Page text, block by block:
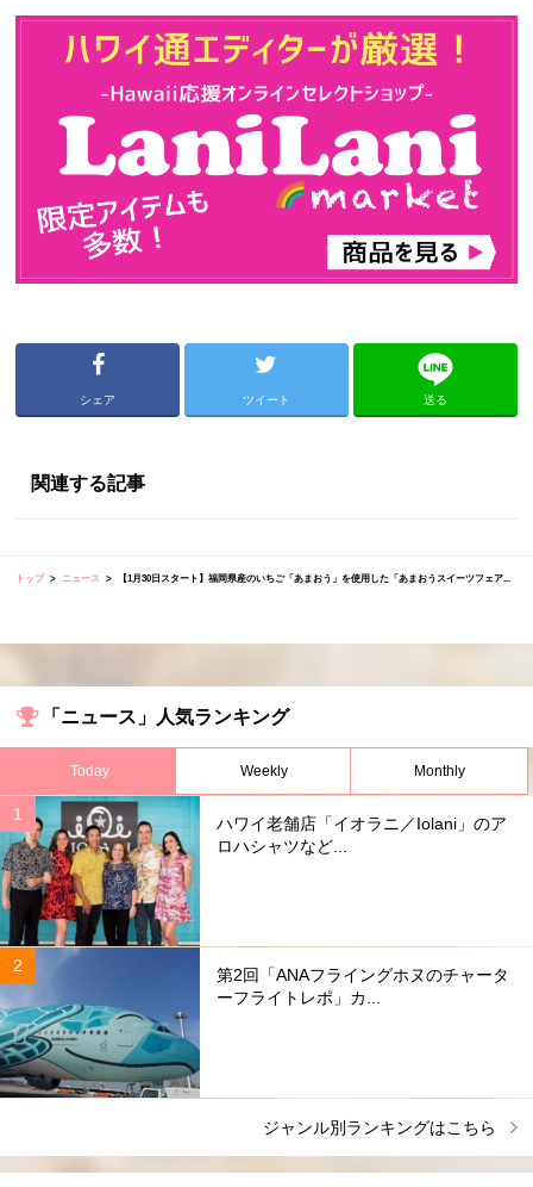
シェア ツイート 送る
関連する記事
トップ ニュース 【1月30日スタート】福岡県産のいちご「あまおう」を使用した「あまおうスイーツフェア...
「ニュース」人気ランキング
Today Weekly Monthly
ハワイ老舗店「イオラニ／Iolani」のア
ロハシャツなど...
第2回「ANAフライングホヌのチャータ
ーフライトレポ」カ...
ジャンル別ランキングはこちら